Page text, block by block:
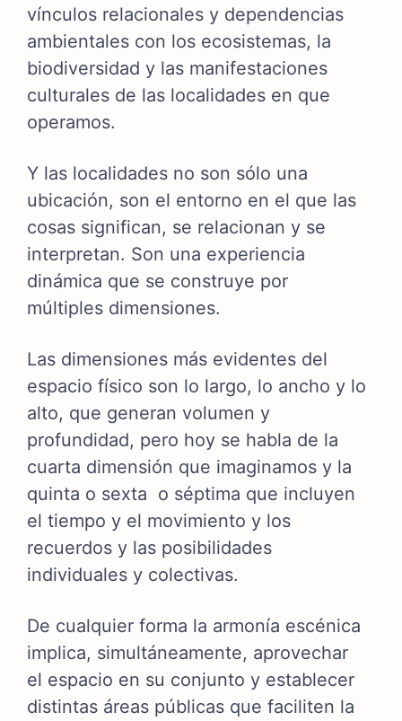
vínculos relacionales y dependencias
ambientales con los ecosistemas, la
biodiversidad y las manifestaciones
culturales de las localidades en que
operamos.
Y las localidades no son sólo una
ubicación, son el entorno en el que las
cosas significan, se relacionan y se
interpretan. Son una experiencia
dinámica que se construye por
múltiples dimensiones.
Las dimensiones más evidentes del
espacio físico son lo largo, lo ancho y lo
alto, que generan volumen y
profundidad, pero hoy se habla de la
cuarta dimensión que imaginamos y la
quinta o sexta o séptima que incluyen
el tiempo y el movimiento y los
recuerdos y las posibilidades
individuales y colectivas.
De cualquier forma la armonía escénica
implica, simultáneamente, aprovechar
el espacio en su conjunto y establecer
distintas áreas públicas que faciliten la